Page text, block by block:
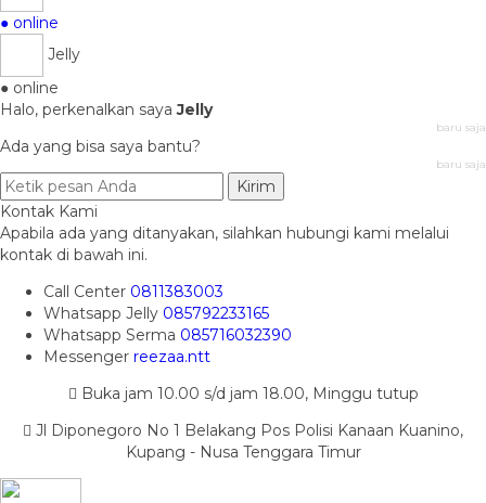
● online
Jelly
● online
Halo, perkenalkan sayaJelly
baru saja
Ada yang bisa saya bantu?
baru saja
Kirim
Kontak Kami
Apabila ada yang ditanyakan, silahkan hubungi kami melalui
kontak di bawah ini.
Call Center 0811383003
Whatsapp Jelly 085792233165
Whatsapp Serma 085716032390
Messenger reezaa.ntt
Buka jam 10.00 s/d jam 18.00, Minggu tutup
Jl Diponegoro No 1 Belakang Pos Polisi Kanaan Kuanino,
Kupang - Nusa Tenggara Timur